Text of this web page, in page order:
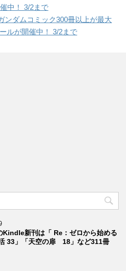
中！ 3/2まで
ンダムコミック300冊以上が最大
ルが開催中！ 3/2まで
Kindle新刊は「 Re：ゼロから始める
33」「天空の扉 18」など311冊